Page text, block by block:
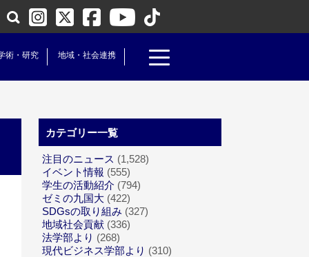
術・研究 地域・社会連携
カテゴリー一覧
注目のニュース (1,528)
イベント情報 (555)
学生の活動紹介 (794)
ゼミの九国大 (422)
SDGsの取り組み (327)
地域社会貢献 (336)
法学部より (268)
現代ビジネス学部より (310)